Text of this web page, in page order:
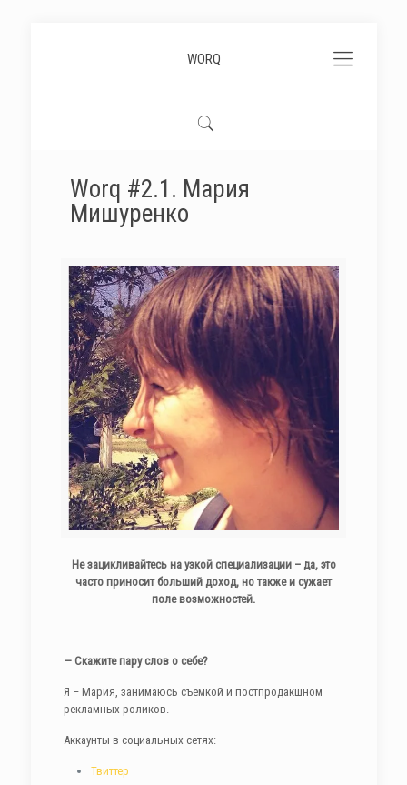
WORQ
Worq #2.1. Мария
Мишуренко
Не зацикливайтесь на узкой специализации – да, это
часто приносит больший доход, но также и сужает
поле возможностей.
— Скажите пару слов о себе?
Я – Мария, занимаюсь съемкой и постпродакшном
рекламных роликов.
Аккаунты в социальных сетях:
Твиттер